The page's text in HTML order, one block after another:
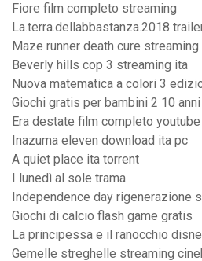
Fiore film completo streaming
La.terra.dellabbastanza.2018
Maze runner death cure
Beverly hills cop 3 streaming ita
Nuova matematica a colori 3
Giochi gratis per bambini 2 10 anni
Era destate film completo youtube
Inazuma eleven download ita pc
A quiet place ita torrent
I lunedì al sole trama
Independence day rigenerazione
Giochi di calcio flash game gratis
La principessa e il ranocchio
Gemelle streghelle streaming